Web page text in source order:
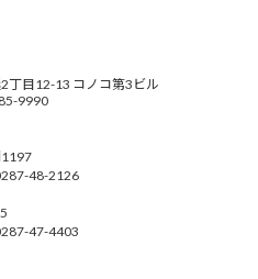
目12-13 コノコ第3ビル
9990
48-2126
47-4403